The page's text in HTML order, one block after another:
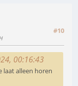
#10
00:16:43
laat alleen horen